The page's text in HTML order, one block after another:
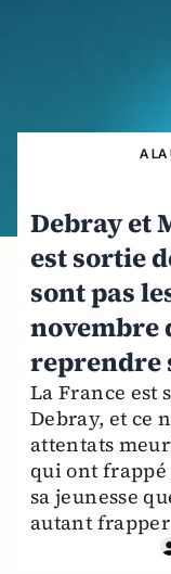
A LA
Debray et
est sortie
sont pas
novembre
reprendre
La France est
Debray, et ce
attentats
qui ont frappé
sa jeunesse
autant